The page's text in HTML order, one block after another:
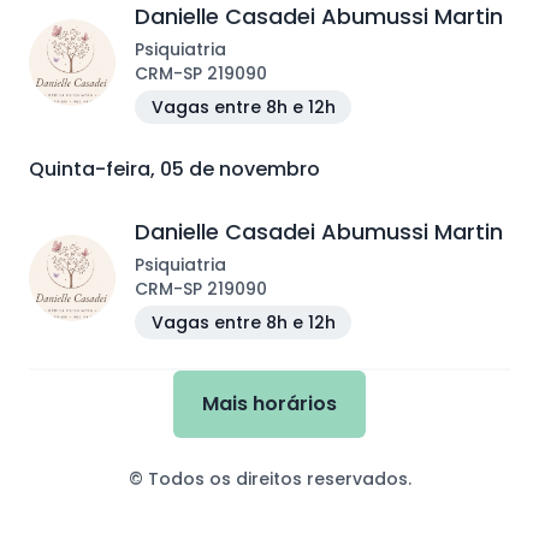
Danielle Casadei Abumussi Martin
Psiquiatria
CRM-SP 219090
Vagas entre 8h e 12h
Quinta-feira, 05 de novembro
Danielle Casadei Abumussi Martin
Psiquiatria
CRM-SP 219090
Vagas entre 8h e 12h
Mais horários
© Todos os direitos reservados.